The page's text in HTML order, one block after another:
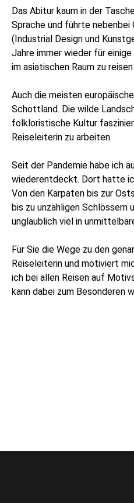
Das Abitur kaum in der
Sprache und führte nebenbei
(Industrial Design und
Jahre immer wieder für
im asiatischen Raum zu
Auch die meisten
Schottland. Die wilde
folkloristische Kultur
Reiseleiterin zu arbeiten.
Seit der Pandemie habe ich
wiederentdeckt. Dort hatte
Von den Karpaten bis zur
bis zu unzähligen Schlössern
unglaublich viel in
Für Sie die Wege zu den
Reiseleiterin und motiviert
ich bei allen Reisen auf
kann dabei zum Besonderen